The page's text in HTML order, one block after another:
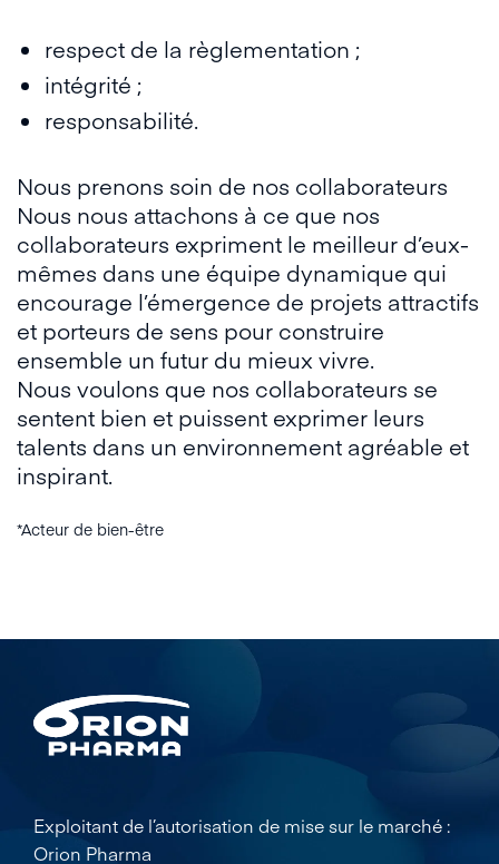
respect de la règlementation ;
intégrité ;
responsabilité.
Nous prenons soin de nos collaborateurs
Nous nous attachons à ce que nos
collaborateurs expriment le meilleur d’eux-
mêmes dans une équipe dynamique qui
encourage l’émergence de projets attractifs
et porteurs de sens pour construire
ensemble un futur du mieux vivre.
Nous voulons que nos collaborateurs se
sentent bien et puissent exprimer leurs
talents dans un environnement agréable et
inspirant.
*Acteur de bien-être
Exploitant de l’autorisation de mise sur le marché :
Orion Pharma